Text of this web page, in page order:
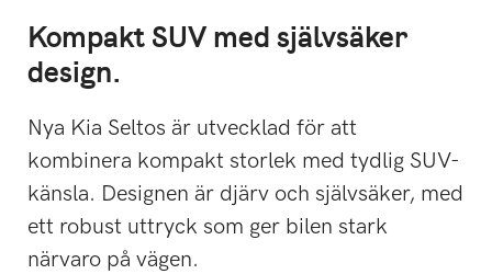
Kompakt SUV med självsäker
design.
Nya Kia Seltos är utvecklad för att
kombinera kompakt storlek med tydlig SUV-
känsla. Designen är djärv och självsäker, med
ett robust uttryck som ger bilen stark
närvaro på vägen.